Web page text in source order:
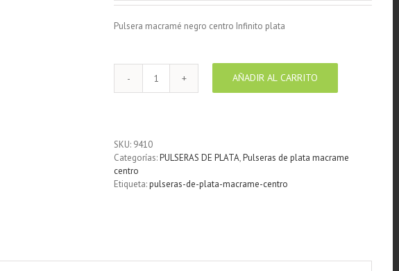
Pulsera macramé negro centro Infinito plata
Pulsera
cantidad
AÑADIR AL CARRITO
SKU: 9410
Categorías:PULSERAS DE PLATA,Pulseras de plata macrame
centro
Etiqueta:pulseras-de-plata-macrame-centro